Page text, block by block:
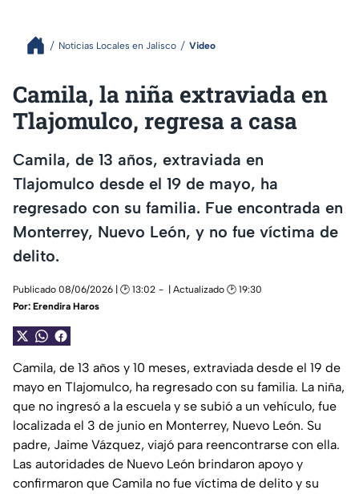
Noticias Locales en Jalisco Video
Camila, la niña extraviada en
Tlajomulco, regresa a casa
Camila, de 13 años, extraviada en
Tlajomulco desde el 19 de mayo, ha
regresado con su familia. Fue encontrada en
Monterrey, Nuevo León, y no fue víctima de
delito.
Publicado 08/06/2026 | 🕑 13:02
| Actualizado 🕑 19:30
Por: Erendira Haros
Camila, de 13 años y 10 meses, extraviada desde el 19 de
mayo en Tlajomulco, ha regresado con su familia. La niña,
que no ingresó a la escuela y se subió a un vehículo, fue
localizada el 3 de junio en Monterrey, Nuevo León. Su
padre, Jaime Vázquez, viajó para reencontrarse con ella.
Las autoridades de Nuevo León brindaron apoyo y
confirmaron que Camila no fue víctima de delito y su